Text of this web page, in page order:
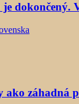
dokončený.
ako záhadná